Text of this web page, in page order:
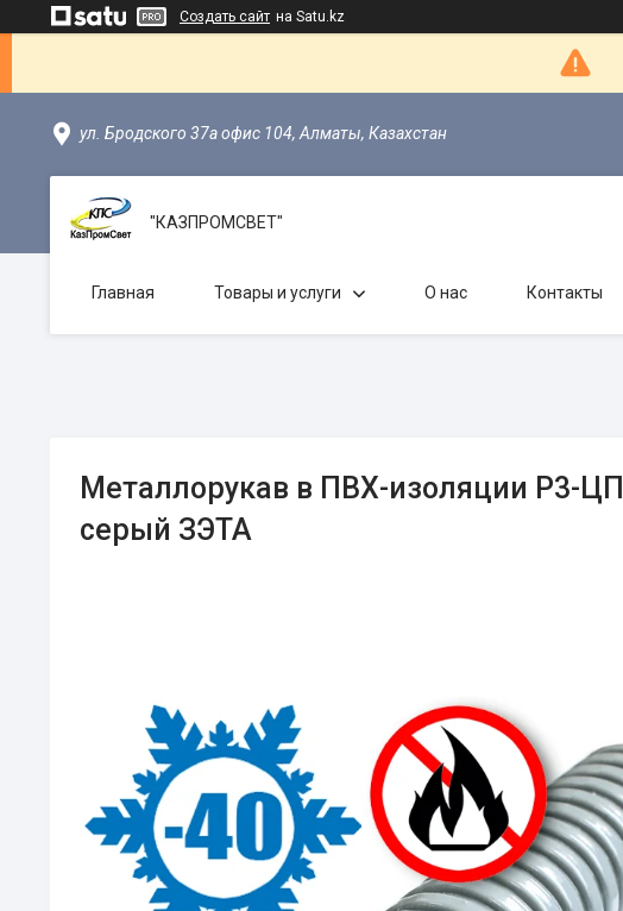
Создать сайт на Satu.kz
ул. Бродского 37а офис 104, Алматы, Казахстан
"КАЗПРОМСВЕТ"
Главная Товары и услуги О нас Контакты
Металлорукав в ПВХ-изоляции Р3-
серый ЗЭТА